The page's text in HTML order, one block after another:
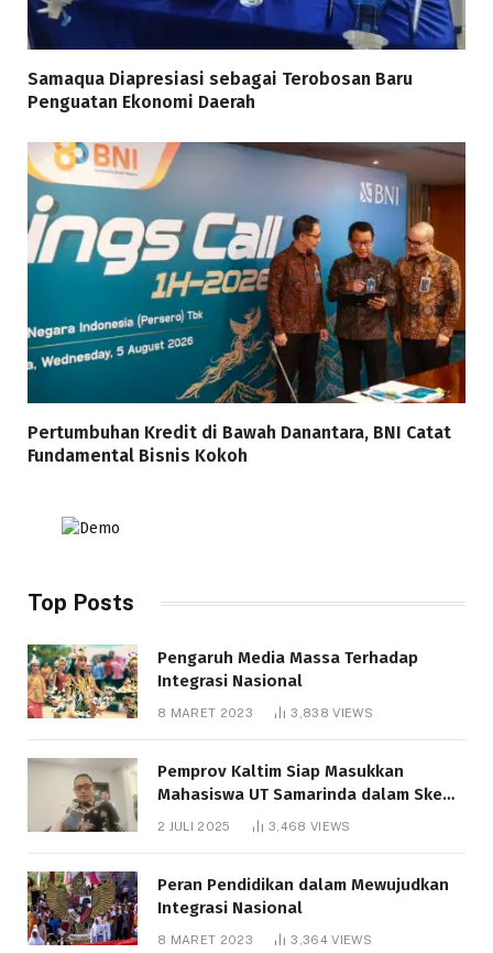
Samaqua Diapresiasi sebagai Terobosan Baru
Penguatan Ekonomi Daerah
Pertumbuhan Kredit di Bawah Danantara, BNI Catat
Fundamental Bisnis Kokoh
Top Posts
Pengaruh Media Massa Terhadap
Integrasi Nasional
8 MARET 2023 3,838VIEWS
Pemprov Kaltim Siap Masukkan
Mahasiswa UT Samarinda dalam Skema
Bantuan Pendidikan Gratispol
2 JULI 2025 3,468 VIEWS
Peran Pendidikan dalam Mewujudkan
Integrasi Nasional
8 MARET 2023 3,364VIEWS